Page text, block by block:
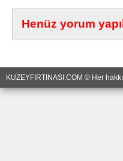
Henüz yorum
KUZEYFIRTINASI.COM © Her hakkı